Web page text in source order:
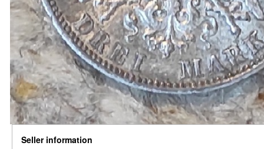
Seller information